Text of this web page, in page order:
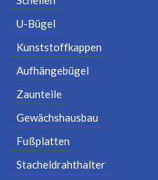
U-Bügel
Kunststoffkappen
Aufhängebügel
Zaunteile
Gewächshausbau
Fußplatten
Stacheldrahthalter